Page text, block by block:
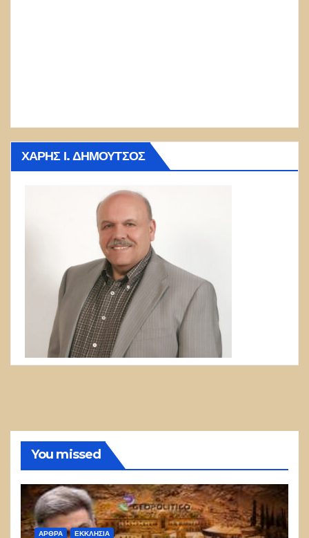
ΧΆΡΗΣ Ι. ΔΗΜΟΎΤΣΟΣ
You missed
ΑΡΘΡΑ ΕΚΚΛΗΣΊΑ